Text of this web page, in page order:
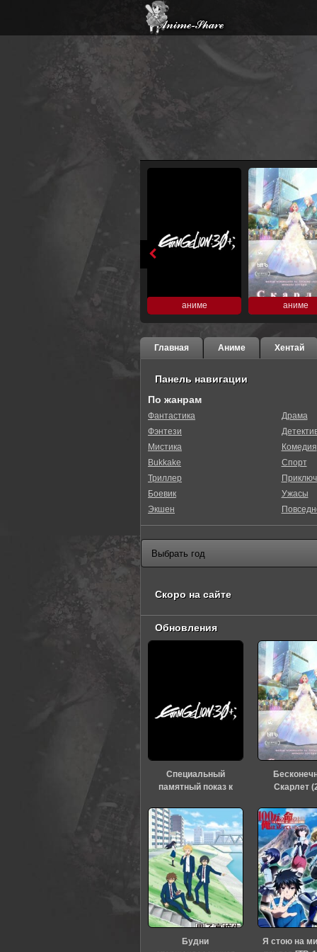
аниме аниме
Главная Аниме Хентай
Панель навигации
По жанрам
Фантастика
Фэнтези
Мистика
Bukkake
Триллер
Боевик
Экшен
Драма
Комедия
Спорт
Ужасы
Скоро на сайте
Обновления
Специальный
памятный показ к
«Евангелиона» (2026)
Скарлет
Будни
Я стою на